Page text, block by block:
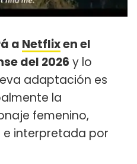
a Netflixen el
del 2026 y lo
adaptación es
la
femenino,
interpretada por